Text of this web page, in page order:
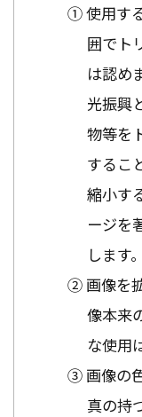
① 使用す
囲でト
は認め
光振興
物等を
するこ
縮小す
ージを
します。
② 画像を
像本来
な使用
③ 画像の
真の持